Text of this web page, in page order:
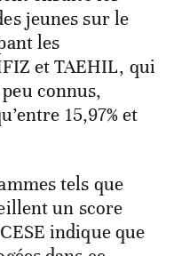
jeunes sur le
les
et TAEHIL, qui
connus,
15,97% et
tels que
un score
indique que